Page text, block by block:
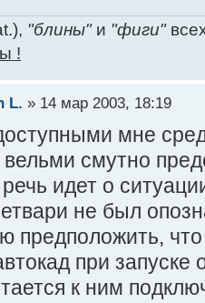
"блины"и "фиги"
!
L. » 14 мар 2003, 18:19
мне
смутно
идет о
не был
предположить,
при
к ним